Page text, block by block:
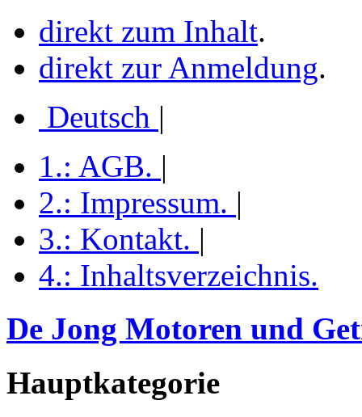
direkt zum Inhalt.
direkt zur Anmeldung.
Deutsch |
1.: AGB. |
2.: Impressum. |
3.: Kontakt. |
4.: Inhaltsverzeichnis.
De Jong Motoren und
Hauptkategorie